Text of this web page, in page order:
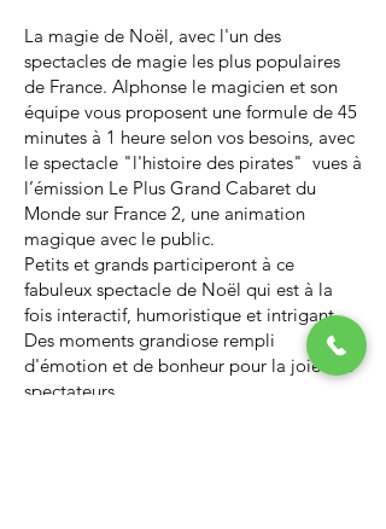
La magie de Noël, avec l'un des
spectacles de magie les plus populaires
de France. Alphonse le magicien et son
équipe vous proposent une formule de 45
minutes à 1 heure selon vos besoins, avec
le spectacle "l'histoire des pirates" vues à
l’émission Le Plus Grand Cabaret du
Monde sur France 2, une animation
magique avec le public.
Petits et grands participeront à ce
fabuleux spectacle de Noël qui est à la
fois interactif, humoristique et intrigant.
Des moments grandiose rempli
d'émotion et de bonheur pour la joie des
spectateurs.